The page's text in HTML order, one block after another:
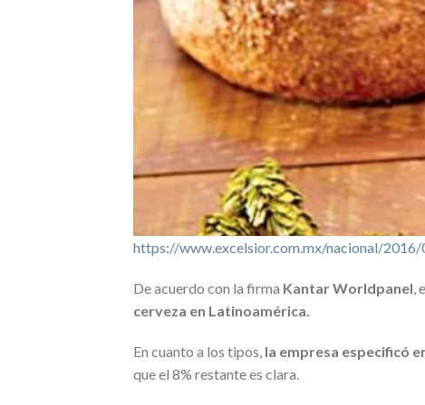
https://www.excelsior.com.mx/nacional/
De acuerdo con la firma Kantar Worldpanel,
cerveza en Latinoamérica.
En cuanto a los tipos, la empresa especificó
que el 8% restante es clara.